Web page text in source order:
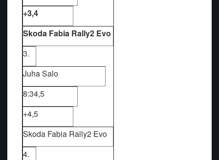
+3,4
Skoda Fabia Rally2 Evo
3.
Juha Salo
8:34,5
+4,5
Skoda Fabia Rally2 Evo
4.